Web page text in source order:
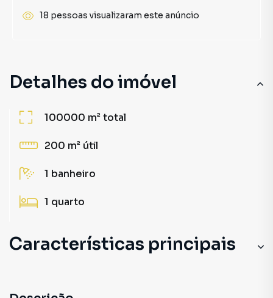
Detalhes do imóvel
100000 m²total
200 m² útil
1 banheiro
1 quarto
Características principais
18 pessoas visualizaram este anúncio